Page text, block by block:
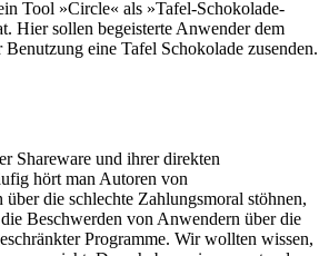
Tool »Circle« als »Tafel-Schokolade-
Hier sollen begeisterte Anwender dem
eine Tafel Schokolade zusenden.
Shareware und ihrer direkten
hört man Autoren von
über die schlechte Zahlungsmoral stöhnen,
Beschwerden von Anwendern über die
Programme. Wir wollten wissen,